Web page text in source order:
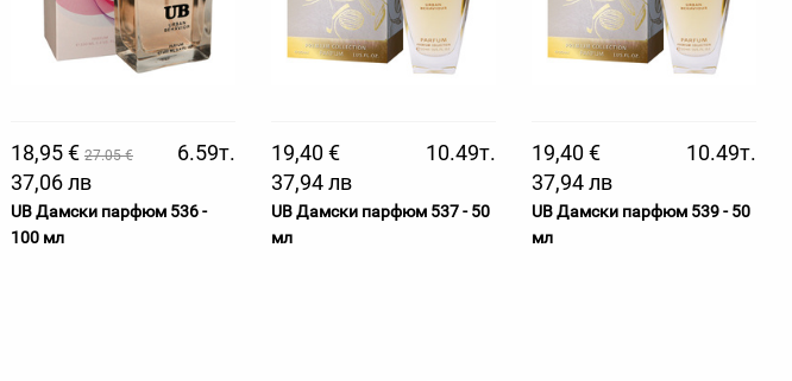
18,95 € 27.05 €
6.59т.
37,06 лв
UB Дамски парфюм 536 -
100 мл
19,40 €
10.49т.
37,94 лв
UB Дамски парфюм 537 - 50
мл
19,40 €
10.49т.
37,94 лв
UB Дамски парфюм 539 - 50
мл